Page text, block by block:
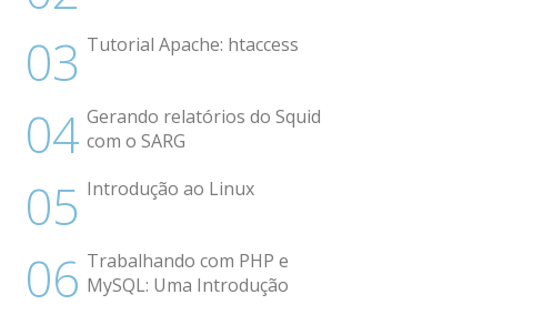
Tutorial Apache: htaccess
Gerando relatórios do Squid
com o SARG
Introdução ao Linux
Trabalhando com PHP e
MySQL: Uma Introdução